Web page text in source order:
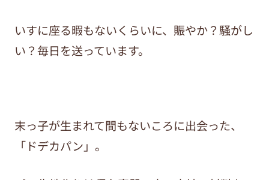
いすに座る暇もないくらいに、賑やか？騒がし
い？毎日を送っています。
末っ子が生まれて間もないころに出会った、
「ドデカパン」。